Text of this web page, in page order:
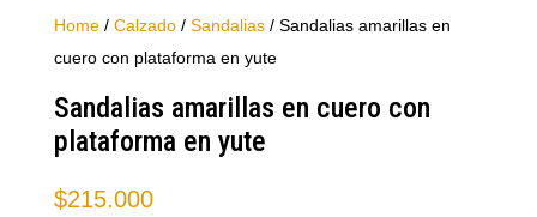
Home/ Calzado/ Sandalias/ Sandalias amarillas en
cuero con plataforma en yute
Sandalias amarillas en cuero con
plataforma en yute
$215.000